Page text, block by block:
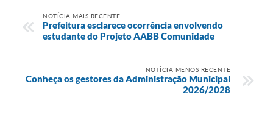
NOTÍCIA MAIS RECENTE
Prefeitura esclarece ocorrência envolvendo
estudante do Projeto AABB Comunidade
NOTÍCIA MENOS RECENTE
Conheça os gestores da Administração Municipal
2026/2028